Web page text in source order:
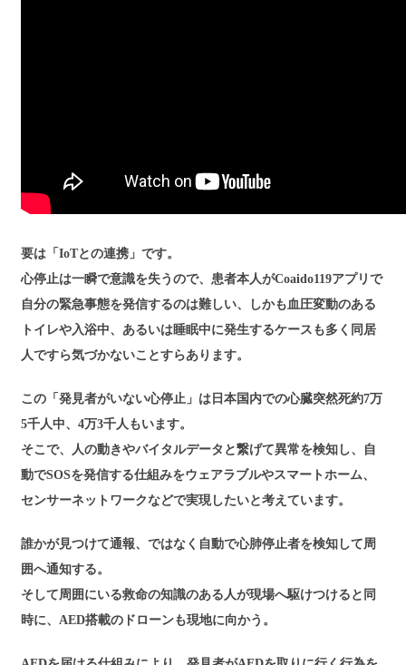
要は「IoTとの連携」です。
心停止は一瞬で意識を失うので、患者本人がCoaido119アプリで
自分の緊急事態を発信するのは難しい、しかも血圧変動のある
トイレや入浴中、あるいは睡眠中に発生するケースも多く同居
人ですら気づかないことすらあります。
この「発見者がいない心停止」は日本国内での心臓突然死約7万
5千人中、4万3千人もいます。
そこで、人の動きやバイタルデータと繋げて異常を検知し、自
動でSOSを発信する仕組みをウェアラブルやスマートホーム、
センサーネットワークなどで実現したいと考えています。
誰かが見つけて通報、ではなく自動で心肺停止者を検知して周
囲へ通知する。
そして周囲にいる救命の知識のある人が現場へ駆けつけると同
時に、AED搭載のドローンも現地に向かう。